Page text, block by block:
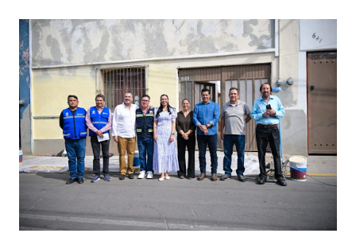
conoces ni la mitad de lo que deberías saber. Pero incluso
quienes ya han tenido relaciones sexuales no son expertos
o expertas en el tema. Siempre hay algo nuevo que
aprender y nuevas experiencias que conocer. Si eres una
chica y aún no has tenido relaciones sexuales, tal vez
pienses que el sexo será increíble y no puedas esperar para
experimentarlo, pero como cualquier persona con
experiencia te dirá, siempre es mejor cuando ambas partes
son suficientemen...